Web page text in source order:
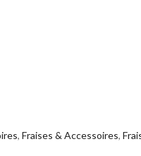
, Fraises & Accessoires,